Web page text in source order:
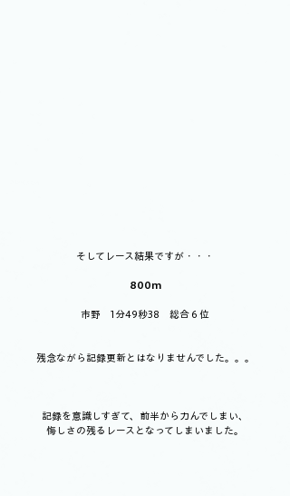
そしてレース結果ですが・・・
800m
市野　1分49秒38　総合６位
残念ながら記録更新とはなりませんでした。。。
記録を意識しすぎて、前半から力んでしまい、
悔しさの残るレースとなってしまいました。